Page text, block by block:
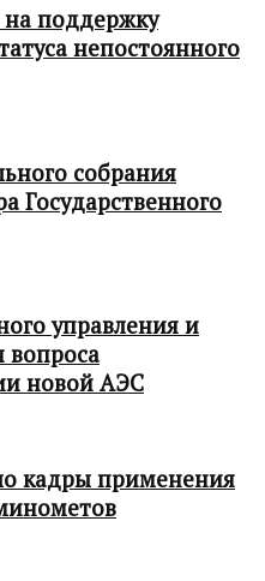
на поддержку
непостоянного
собрания
Государственного
управления и
вопроса
новой АЭС
кадры применения